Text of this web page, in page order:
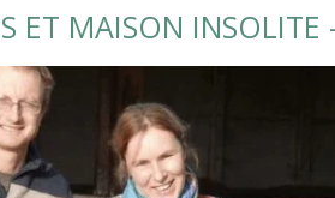
ET MAISON INSOLITE